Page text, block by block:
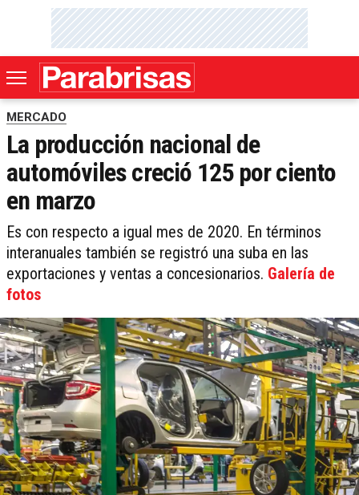
MERCADO
La producción nacional de
automóviles creció 125 por ciento
en marzo
Es con respecto a igual mes de 2020. En términos
interanuales también se registró una suba en las
exportaciones y ventas a concesionarios. Galería de
fotos